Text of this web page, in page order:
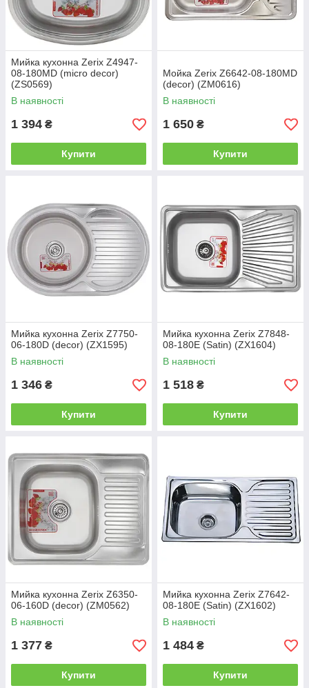
Мийка кухонна Zerix Z4947-
08-180MD (micro decor)
(ZS0569)
В наявності
1 394 ₴
Купити
Мойка Zerix Z6642-08-180MD
(decor) (ZM0616)
В наявності
1 650 ₴
Купити
Мийка кухонна Zerix Z7750-
06-180D (decor) (ZX1595)
В наявності
1 346 ₴
Купити
Мийка кухонна Zerix Z7848-
08-180E (Satin) (ZX1604)
В наявності
1 518 ₴
Купити
Мийка кухонна Zerix Z6350-
06-160D (decor) (ZM0562)
В наявності
1 377 ₴
Купити
Мийка кухонна Zerix Z7642-
08-180E (Satin) (ZX1602)
В наявності
1 484 ₴
Купити